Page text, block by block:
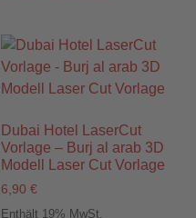
Dubai Hotel LaserCut
Vorlage – Burj al arab 3D
Modell Laser Cut Vorlage
6,90 €
Enthält 19% MwSt.